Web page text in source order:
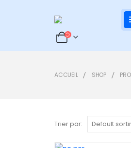
ACCUEIL SHOP
Trier par: